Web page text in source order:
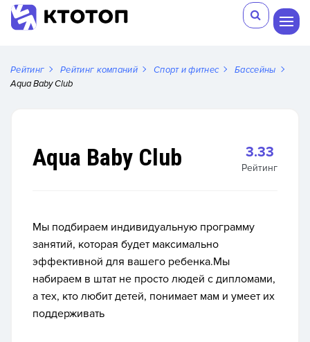
Рейтинг Рейтинг компаний Спорт и фитнес
Бассейны
Aqua Baby Club
Aqua Baby Club 3.33
Рейтинг
Мы подбираем индивидуальную программу
занятий, которая будет максимально
эффективной для вашего ребенка.Мы
набираем в штат не просто людей с дипломами,
а тех, кто любит детей, понимает мам и умеет их
поддерживать